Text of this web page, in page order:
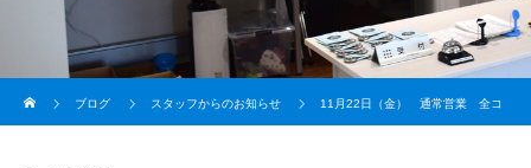
ブログ
スタッフからのお知らせ 11月22日（金） 通常営業 全コ